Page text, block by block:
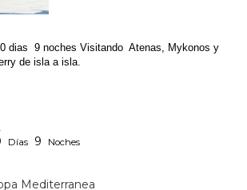
dias 9 noches Visitando Atenas, Mykonos y
de isla a isla.
Días 9 Noches
Mediterranea